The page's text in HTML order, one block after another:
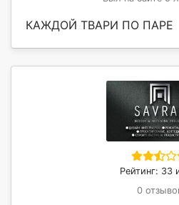
КАЖДОЙ ТВАРИ ПО ПАРЕ
Рейтинг: 33
0